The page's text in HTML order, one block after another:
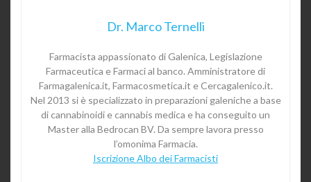
Dr. Marco Ternelli
Farmacista appassionato di Galenica, Legislazione
Farmaceutica e Farmaci al banco. Amministratore di
Farmagalenica.it, Farmacosmetica.it e Cercagalenico.it.
Nel 2013 si è specializzato in preparazioni galeniche a base
di cannabinoidi e cannabis medica e ha conseguito un
Master alla Bedrocan BV. Da sempre lavora presso
l’omonima Farmacia.
Iscrizione Albo dei Farmacisti